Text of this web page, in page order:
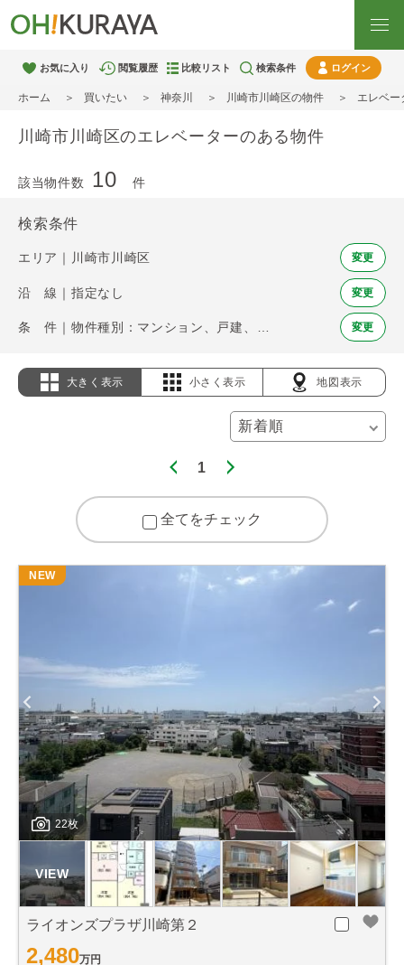
お気に入り 閲覧履歴 比較リスト 検索条件 ログイン
ホーム 買いたい 神奈川 川崎市川崎区の物件 エレベー
川崎市川崎区のエレベーターのある物件
該当物件数 10 件
検索条件
エリア｜川崎市川崎区 変更
沿 線｜指定なし 変更
変更
大きく表示 小さく表示 地図表示
1
全てをチェック
22枚
NEW
ライオンズプラザ川崎第２
2,480万円